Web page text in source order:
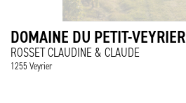
DOMAINE DU PETIT-VEYRIER
ROSSET CLAUDINE & CLAUDE
1255 Veyrier